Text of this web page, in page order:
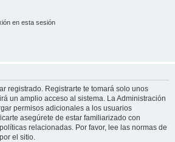
en esta sesión
registrado. Registrarte te tomará solo unos
un amplio acceso al sistema. La Administración
permisos adicionales a los usuarios
asegúrete de estar familiarizado con
relacionadas. Por favor, lee las normas de
el sitio.